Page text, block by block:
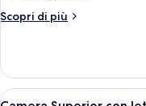
Scopri di più
Altri
monolocale
Junior
Apri
5